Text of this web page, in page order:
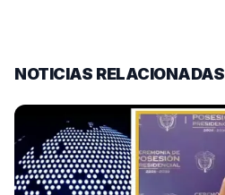
NOTICIAS RELACIONADAS